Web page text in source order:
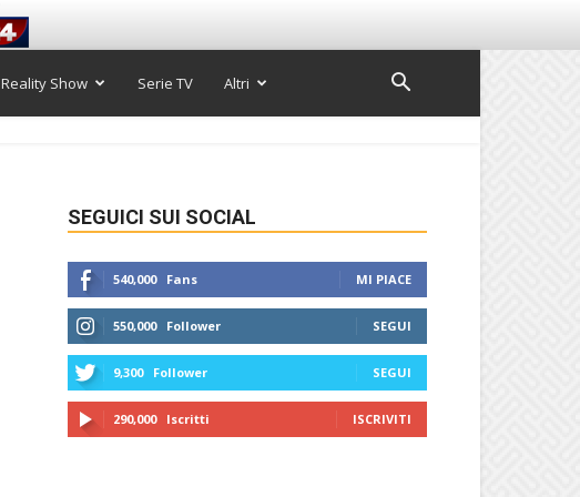
Reality Show Serie TV Altri
SEGUICI SUI SOCIAL
540,000 Fans MI PIACE
550,000 Follower SEGUI
9,300 Follower SEGUI
290,000 Iscritti ISCRIVITI